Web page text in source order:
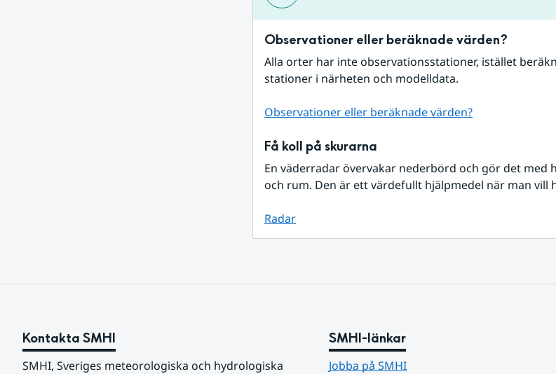
Observationer eller beräknade värden?
Alla orter har inte observationsstationer, istället
stationer i närheten och modelldata.
Observationer eller beräknade värden?
Få koll på skurarna
En väderradar övervakar nederbörd och gör det med
och rum. Den är ett värdefullt hjälpmedel när man vill
Radar
Kontakta SMHI
SMHI, Sveriges meteorologiska och hydrologiska
SMHI-länkar
Jobba på SMHI